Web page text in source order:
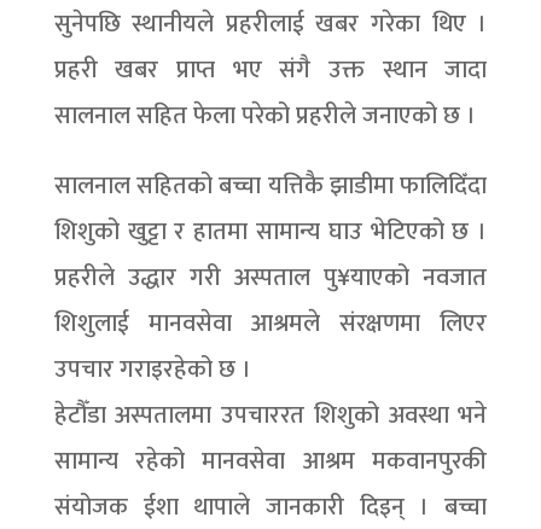
सुनेपछि स्थानीयले प्रहरीलाई खबर गरेका थिए ।
प्रहरी खबर प्राप्त भए संगै उक्त स्थान जादा
सालनाल सहित फेला परेको प्रहरीले जनाएको छ ।
सालनाल सहितको बच्चा यत्तिकै झाडीमा फालिदिँदा
शिशुको खुट्टा र हातमा सामान्य घाउ भेटिएको छ ।
प्रहरीले उद्धार गरी अस्पताल पु¥याएको नवजात
शिशुलाई मानवसेवा आश्रमले संरक्षणमा लिएर
उपचार गराइरहेको छ ।
हेटौँडा अस्पतालमा उपचाररत शिशुको अवस्था भने
सामान्य रहेको मानवसेवा आश्रम मकवानपुरकी
संयोजक ईशा थापाले जानकारी दिइन् । बच्चा